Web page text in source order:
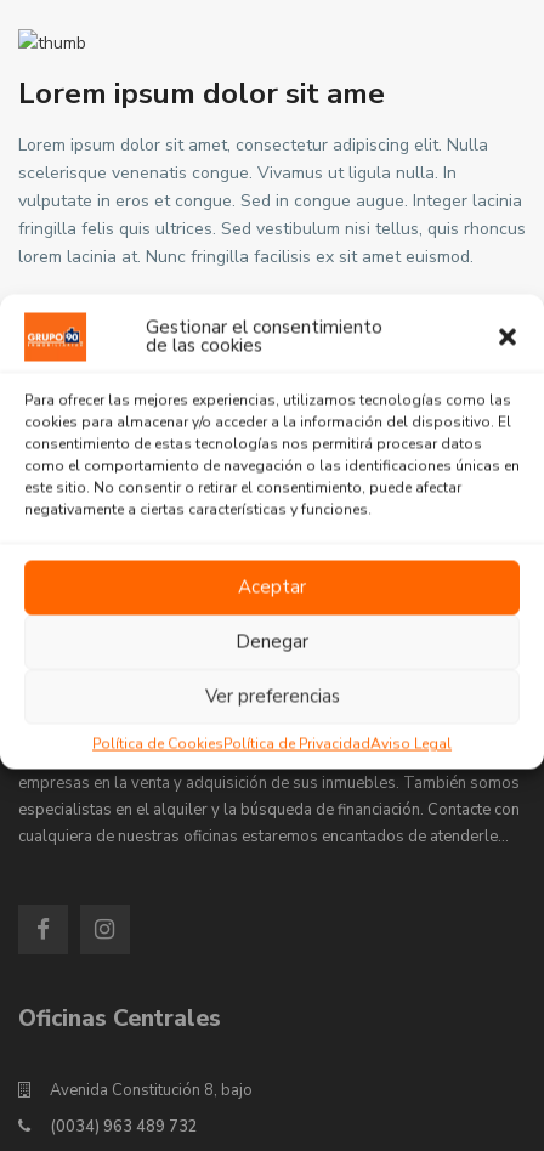
Gestionar el consentimiento
de las cookies
Para ofrecer las mejores experiencias, utilizamos tecnologías como las
cookies para almacenar y/o acceder a la información del dispositivo. El
consentimiento de estas tecnologías nos permitirá procesar datos
como el comportamiento de navegación o las identificaciones únicas en
este sitio. No consentir o retirar el consentimiento, puede afectar
negativamente a ciertas características y funciones.
Aceptar
Denegar
Ver preferencias
Política de CookiesPolítica de PrivacidadAviso Legal
Lorem ipsum dolor sit ame
Lorem ipsum dolor sit amet, consectetur adipiscing elit. Nulla
scelerisque venenatis congue. Vivamus ut ligula nulla. In
vulputate in eros et congue. Sed in congue augue. Integer lacinia
fringilla felis quis ultrices. Sed vestibulum nisi tellus, quis rhoncus
lorem lacinia at. Nunc fringilla facilisis ex sit amet euismod.
Lorem ipsum dolor sit ame
Lorem ipsum dolor sit amet, consectetur adipiscing elit. Nulla
scelerisque venenatis congue. Vivamus ut ligula nulla. In
vulputate in eros et congue. Sed in congue augue. Integer lacinia
fringilla felis quis ultrices. Sed vestibulum nisi tellus, quis rhoncus
Grupo 90 Inmobiliarias
Grupo 90 Inmobiliarias lleva más de 30 años asesorando a familias y
empresas en la venta y adquisición de sus inmuebles. También somos
especialistas en el alquiler y la búsqueda de financiación. Contacte con
cualquiera de nuestras oficinas estaremos encantados de atenderle…
Oficinas Centrales
Avenida Constitución 8, bajo
(0034) 963 489 732